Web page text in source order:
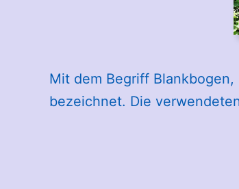
Mit dem Begriff
bezeichnet. Die